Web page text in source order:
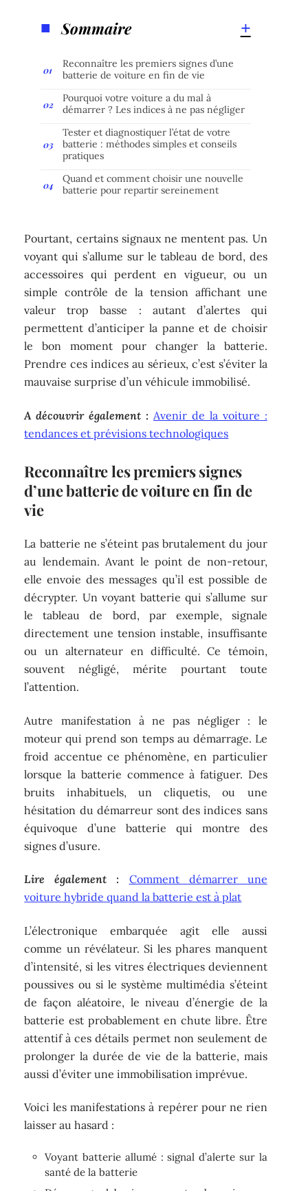
Sommaire
Reconnaître les premiers signes d’une
batterie de voiture en fin de vie
Pourquoi votre voiture a du mal à
démarrer ? Les indices à ne pas négliger
Tester et diagnostiquer l’état de votre
batterie : méthodes simples et conseils
pratiques
Quand et comment choisir une nouvelle
batterie pour repartir sereinement
Pourtant, certains signaux ne mentent pas. Un
voyant qui s’allume sur le tableau de bord, des
accessoires qui perdent en vigueur, ou un
simple contrôle de la tension affichant une
valeur trop basse : autant d’alertes qui
permettent d’anticiper la panne et de choisir
le bon moment pour changer la batterie.
Prendre ces indices au sérieux, c’est s’éviter la
mauvaise surprise d’un véhicule immobilisé.
A découvrir également : Avenir de la voiture :
tendances et prévisions technologiques
Reconnaître les premiers signes
d’une batterie de voiture en fin de
vie
La batterie ne s’éteint pas brutalement du jour
au lendemain. Avant le point de non-retour,
elle envoie des messages qu’il est possible de
décrypter. Un voyant batterie qui s’allume sur
le tableau de bord, par exemple, signale
directement une tension instable, insuffisante
ou un alternateur en difficulté. Ce témoin,
souvent négligé, mérite pourtant toute
l’attention.
Autre manifestation à ne pas négliger : le
moteur qui prend son temps au démarrage. Le
froid accentue ce phénomène, en particulier
lorsque la batterie commence à fatiguer. Des
bruits inhabituels, un cliquetis, ou une
hésitation du démarreur sont des indices sans
équivoque d’une batterie qui montre des
signes d’usure.
Lire également :
Comment démarrer une
voiture hybride quand la batterie est à plat
L’électronique embarquée agit elle aussi
comme un révélateur. Si les phares manquent
d’intensité, si les vitres électriques deviennent
poussives ou si le système multimédia s’éteint
de façon aléatoire, le niveau d’énergie de la
batterie est probablement en chute libre. Être
attentif à ces détails permet non seulement de
prolonger la durée de vie de la batterie, mais
aussi d’éviter une immobilisation imprévue.
Voici les manifestations à repérer pour ne rien
laisser au hasard :
Voyant batterie allumé : signal d’alerte sur la
santé de la batterie